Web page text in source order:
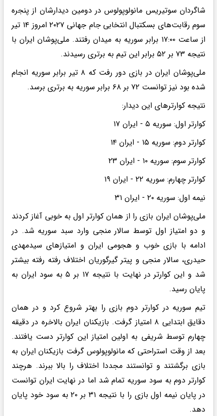
شاگردان سوتیریس مانولوپولوس در دومین دیدارشان از پنجره
سوم رقابت‌های بسکتبال انتخابی جام جهانی ۲۰۲۷ امروز ۱۴ تیر
از ساعت ۱۷:۰۰ برابر سوریه به میدان رفتند. ملی‌پوشان ایران با
نتیجه ۷۳ بر ۵۲ برابر این تیم به برتری رسیدند.
ملی‌پوشان ایران در بازی دور رفت که ۸ تیر برابر سوریه انجام
شده بود نیز توانست ۷۲ بر ۶۸ برابر سوریه به برتری برسد.
نتیجه کوارترهای این دیدار:
کوارتر اول: سوریه ۵ - ایران ۱۷
کوارتر دوم: سوریه ۱۵ - ایران ۱۴
کوارتر سوم: سوریه ۱۰ - ایران ۲۳
کوارتر چهارم: سوریه ۲۲ - ایران ۱۹
نیمه اول: سوریه ۲۰ - ایران ۳۱
ملی‌پوشان ایران بازی را از همان کوارتر اول به خوبی آغاز کردند
و دو امتیاز اول توسط سالار منجی وارد سبد سوریه شد. در
ادامه با بازی خوب و هجومی ایران و امتیازهای سیدمهدی
حیدری، سالار منجی و پیتر گیرگوریان اختلاف رفته رفته بیشتر
شد و این کوارتر در نهایت با نتیجه ۱۷ بر ۵ به سود ایران به
پایان رسید.
تیم سوریه در کوارتر دوم بازی را بهتر شروع کرد و در همان
دقایق ابتدایی ۸ امتیاز گرفت. بازیکنان ایران بالاخره در دقیقه
چهارم توسط شریفی به اولین امتیاز این کوارتر دست یافتند.
بعد از وقت استراحتی که مانولوپولوس گرفت بازیکنان ایران به
بازی برگشتند و توانستند مجددا اختلاف را بالا ببرند. هرچند
کوارتر دوم به سود سوریه تمام شد اما در نهایت ایران توانست
در پایان نیمه اول بازی را با نتیجه ۳۱ بر ۲۰ به سود خود پایان
دهد.